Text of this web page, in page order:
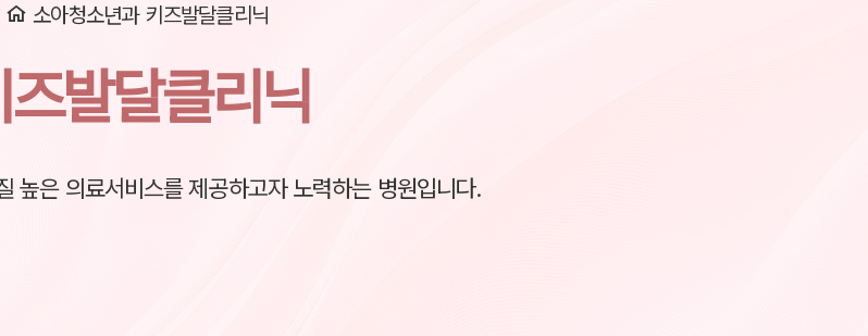
소아청소년과 키즈발달클리닉
발달클리닉
높은 의료서비스를 제공하고자 노력하는 병원입니다.